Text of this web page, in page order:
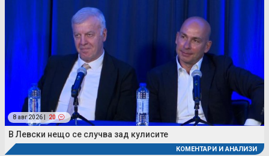
8 авг 2026 | 20
В Левски нещо се случва зад кулисите
КОМЕНТАРИ И АНАЛИЗИ